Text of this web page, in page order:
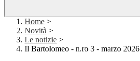
Home >
Novità >
Le notizie >
Il Bartolomeo - n.ro 3 - marzo 2026